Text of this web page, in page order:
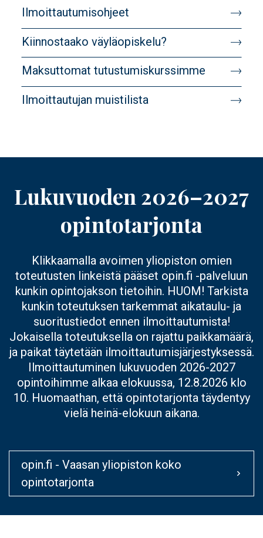
Banner
target
Ilmoittautumisohjeet
Kiinnostaako väyläopiskelu?
Maksuttomat tutustumiskurssimme
Ilmoittautujan muistilista
Lukuvuoden 2026–2027
opintotarjonta
Klikkaamalla avoimen yliopiston omien
toteutusten linkeistä pääset opin.fi -palveluun
kunkin opintojakson tietoihin. HUOM! Tarkista
kunkin toteutuksen tarkemmat aikataulu- ja
suoritustiedot ennen ilmoittautumista!
Jokaisella toteutuksella on rajattu paikkamäärä,
ja paikat täytetään ilmoittautumisjärjestyksessä.
Ilmoittautuminen lukuvuoden 2026-2027
opintoihimme alkaa elokuussa, 12.8.2026 klo
10. Huomaathan, että opintotarjonta täydentyy
vielä heinä-elokuun aikana.
opin.fi - Vaasan yliopiston koko
opintotarjonta